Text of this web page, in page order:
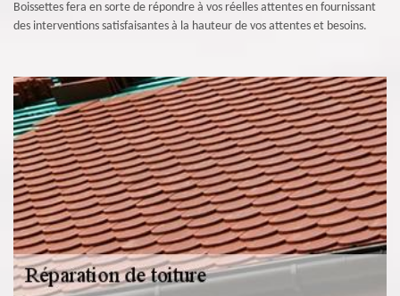
Boissettes fera en sorte de répondre à vos réelles attentes en fournissant
des interventions satisfaisantes à la hauteur de vos attentes et besoins.